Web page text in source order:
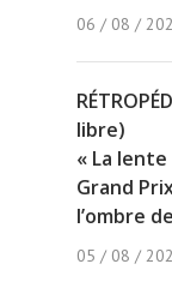
06 / 08 /
libre)
« La
Grand
l’ombre
05 / 08 /